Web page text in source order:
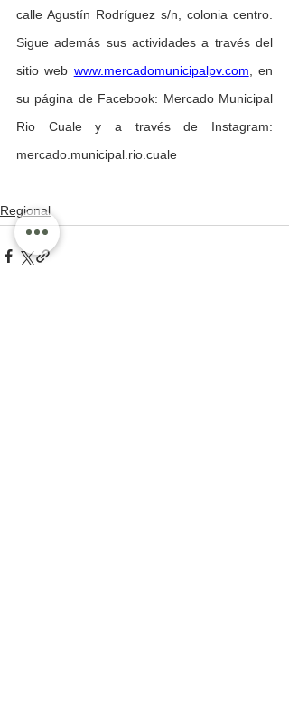
calle Agustín Rodríguez s/n, colonia centro.
Sigue además sus actividades a través del
sitio web www.mercadomunicipalpv.com , en
su página de Facebook: Mercado Municipal
Rio Cuale y a través de Instagram:
mercado.municipal.rio.cuale
Regional